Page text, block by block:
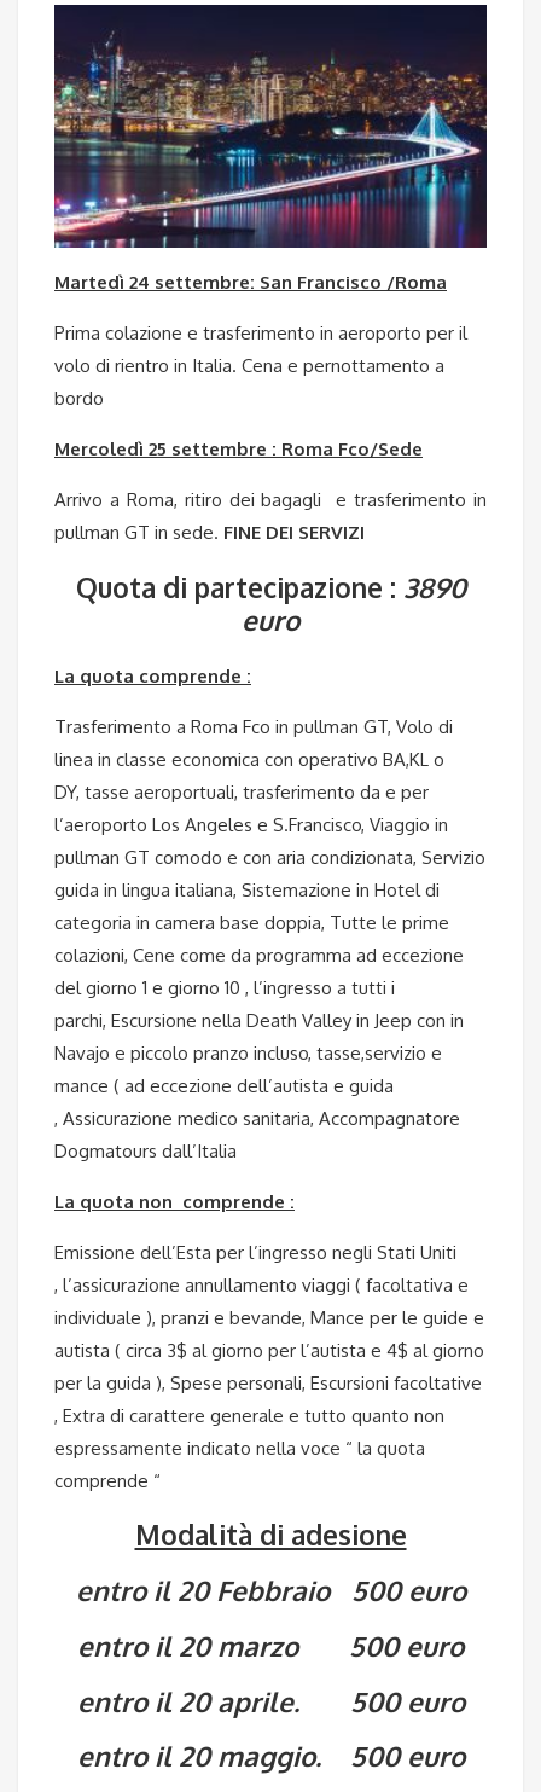
Martedì 24 settembre: San Francisco /Roma
Prima colazione e trasferimento in aeroporto per il
volo di rientro in Italia. Cena e pernottamento a
bordo
Mercoledì 25 settembre : Roma Fco/Sede
Arrivo a Roma, ritiro dei bagagli e trasferimento in
pullman GT in sede. FINE DEI SERVIZI
Quota di partecipazione : 3890
euro
La quota comprende :
Trasferimento a Roma Fco in pullman GT, Volo di
linea in classe economica con operativo BA,KL o
DY, tasse aeroportuali, trasferimento da e per
l’aeroporto Los Angeles e S.Francisco, Viaggio in
pullman GT comodo e con aria condizionata, Servizio
guida in lingua italiana, Sistemazione in Hotel di
categoria in camera base doppia, Tutte le prime
colazioni, Cene come da programma ad eccezione
del giorno 1 e giorno 10 , l’ingresso a tutti i
parchi, Escursione nella Death Valley in Jeep con in
Navajo e piccolo pranzo incluso, tasse,servizio e
mance ( ad eccezione dell’autista e guida
, Assicurazione medico sanitaria, Accompagnatore
Dogmatours dall’Italia
La quota non comprende :
Emissione dell’Esta per l’ingresso negli Stati Uniti
, l’assicurazione annullamento viaggi ( facoltativa e
individuale ), pranzi e bevande, Mance per le guide e
autista ( circa 3$ al giorno per l’autista e 4$ al giorno
per la guida ), Spese personali, Escursioni facoltative
, Extra di carattere generale e tutto quanto non
espressamente indicato nella voce “ la quota
comprende “
Modalità di adesione
entro il 20 Febbraio 500 euro
entro il 20 marzo 500 euro
entro il 20 aprile. 500 euro
entro il 20 maggio. 500 euro